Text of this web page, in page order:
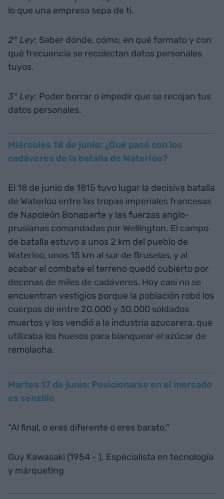
lo que una empresa sepa de ti.
2ª Ley: Saber dónde, cómo, en qué formato y con
qué frecuencia se recolectan datos personales
tuyos.
3ª Ley: Poder borrar o impedir que se recojan tus
datos personales.
Miércoles 18 de junio: ¿Qué pasó con los
cadáveres de la batalla de Waterloo?
El 18 de junio de 1815 tuvo lugar la decisiva batalla
de Waterloo entre las tropas imperiales francesas
de Napoleón Bonaparte y las fuerzas anglo-
prusianas comandadas por Wellington. El campo
de batalla estuvo a unos 2 km del pueblo de
Waterloo, unos 15 km al sur de Bruselas, y al
acabar el combate el terreno quedó cubierto por
decenas de miles de cadáveres. Hoy casi no se
encuentran vestigios porque la población robó los
cuerpos de entre 20.000 y 30.000 soldados
muertos y los vendió a la industria azucarera, que
utilizaba los huesos para blanquear el azúcar de
remolacha.
Martes 17 de junio: Posicionarse en el mercado
es senzillo
“Al final, o eres diferente o eres barato."
Guy Kawasaki (1954 - ). Especialista en tecnología
y márqueting